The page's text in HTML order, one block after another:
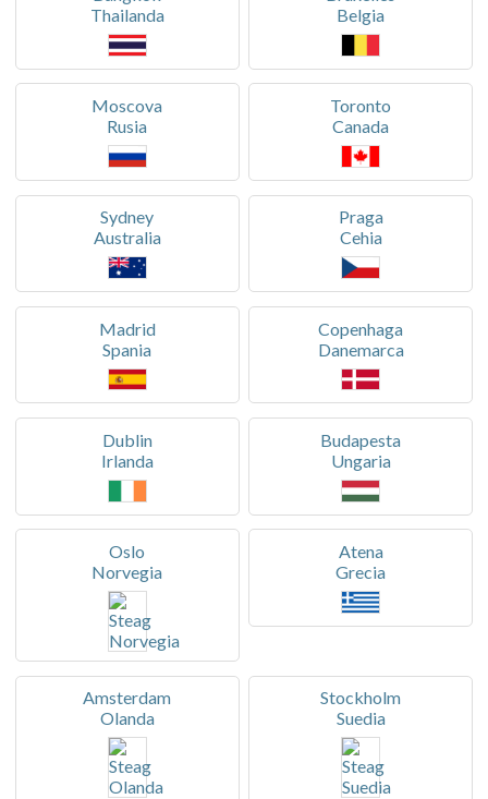
Thailanda
Belgia
Moscova
Rusia
Toronto
Canada
Sydney
Australia
Praga
Cehia
Madrid
Spania
Copenhaga
Danemarca
Dublin
Irlanda
Budapesta
Ungaria
Oslo
Norvegia
Atena
Grecia
Amsterdam
Olanda
Stockholm
Suedia